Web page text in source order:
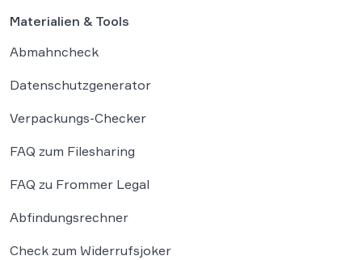
Materialien & Tools
Abmahncheck
Datenschutzgenerator
Verpackungs-Checker
FAQ zum Filesharing
FAQ zu Frommer Legal
Abfindungsrechner
Check zum Widerrufsjoker